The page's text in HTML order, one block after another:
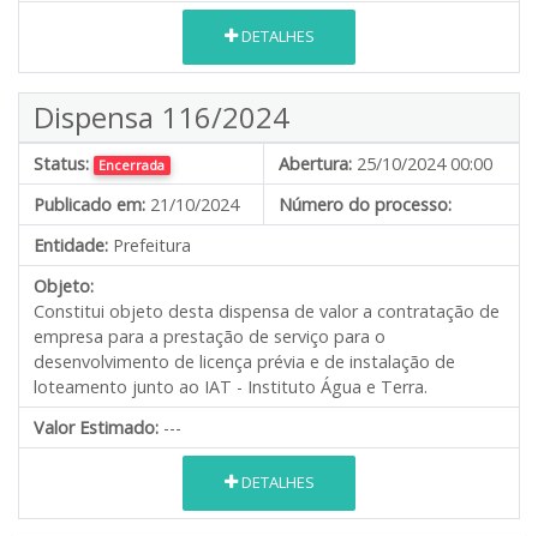
DETALHES
Dispensa 116/2024
Status: Encerrada Abertura: 25/10/2024 00:00
Publicado em: 21/10/2024
Número do processo:
Entidade: Prefeitura
Objeto:
Constitui objeto desta dispensa de valor a contratação de
empresa para a prestação de serviço para o
desenvolvimento de licença prévia e de instalação de
loteamento junto ao IAT - Instituto Água e Terra.
Valor Estimado: ---
DETALHES